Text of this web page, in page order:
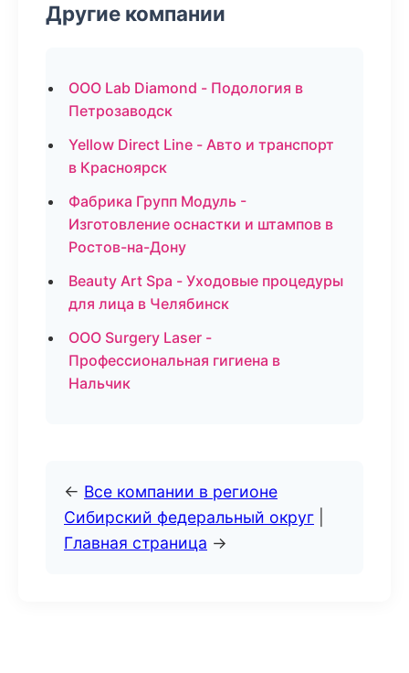
Другие компании
ООО Lab Diamond - Подология в
Петрозаводск
Yellow Direct Line - Авто и транспорт
в Красноярск
Фабрика Групп Модуль -
Изготовление оснастки и штампов в
Ростов-на-Дону
Beauty Art Spa - Уходовые процедуры
для лица в Челябинск
ООО Surgery Laser -
Профессиональная гигиена в
Нальчик
← Все компании в регионе
Сибирский федеральный округ
Главная страница →